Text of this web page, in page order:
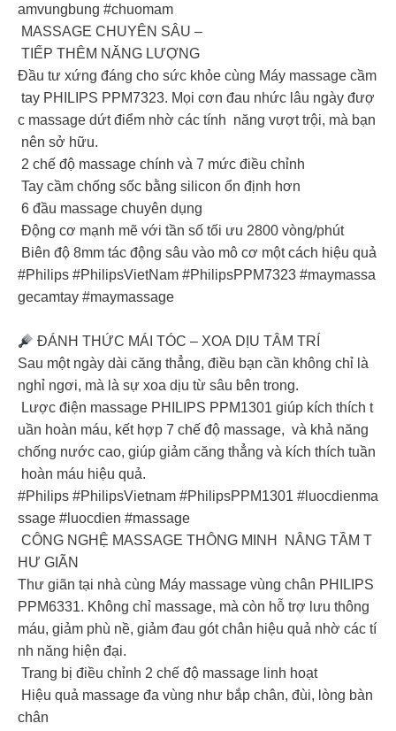
amvungbung #chuomam
MASSAGE CHUYÊN SÂU –
TIẾP THÊM NĂNG LƯỢNG
Đầu tư xứng đáng cho sức khỏe cùng Máy massage cầm
tay PHILIPS PPM7323. Mọi cơn đau nhức lâu ngày đượ
c massage dứt điểm nhờ các tính năng vượt trội, mà bạn
nên sở hữu.
2 chế độ massage chính và 7 mức điều chỉnh
Tay cầm chống sốc bằng silicon ổn định hơn
6 đầu massage chuyên dụng
Động cơ mạnh mẽ với tần số tối ưu 2800 vòng/phút
Biên độ 8mm tác động sâu vào mô cơ một cách hiệu quả
#Philips #PhilipsVietNam #PhilipsPPM7323 #maymassa
gecamtay #maymassage
ĐÁNH THỨC MÁI TÓC – XOA DỊU TÂM TRÍ
Sau một ngày dài căng thẳng, điều bạn cần không chỉ là
nghỉ ngơi, mà là sự xoa dịu từ sâu bên trong.
Lược điện massage PHILIPS PPM1301 giúp kích thích t
uần hoàn máu, kết hợp 7 chế độ massage, và khả năng
chống nước cao, giúp giảm căng thẳng và kích thích tuần
hoàn máu hiệu quả.
#Philips #PhilipsVietnam #PhilipsPPM1301 #luocdienma
ssage #luocdien #massage
CÔNG NGHỆ MASSAGE THÔNG MINH NÂNG TẦM T
HƯ GIÃN
Thư giãn tại nhà cùng Máy massage vùng chân PHILIPS
PPM6331. Không chỉ massage, mà còn hỗ trợ lưu thông
máu, giảm phù nề, giảm đau gót chân hiệu quả nhờ các tí
nh năng hiện đại.
Trang bị điều chỉnh 2 chế độ massage linh hoạt
Hiệu quả massage đa vùng như bắp chân, đùi, lòng bàn
chân